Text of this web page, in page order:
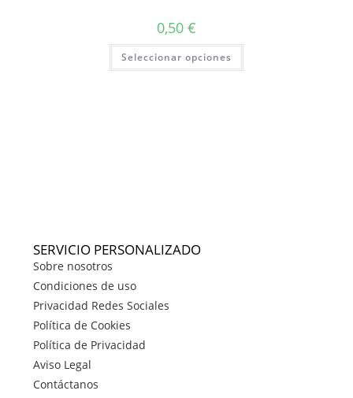
0,50 €
Seleccionar opciones
SERVICIO PERSONALIZADO
Sobre nosotros
Condiciones de uso
Privacidad Redes Sociales
Política de Cookies
Política de Privacidad
Aviso Legal
Contáctanos